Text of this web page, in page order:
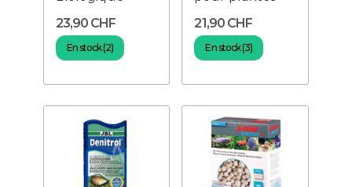
23,90 CHF
En stock (2)
21,90 CHF
En stock (3)